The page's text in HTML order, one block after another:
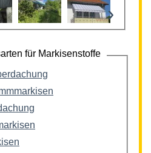
›
für Markisenstoffe